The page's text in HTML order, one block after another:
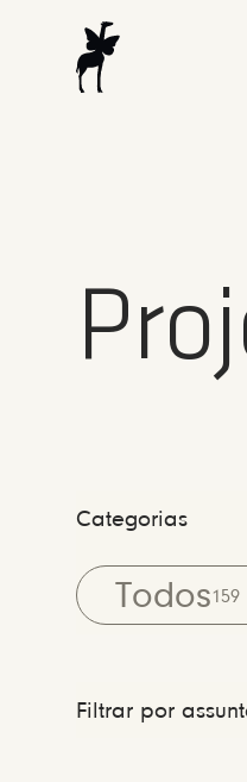
Categorias
Todos159
Filtrar por